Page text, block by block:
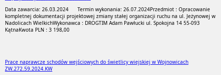
Data zawarcia: 26.03.2024 Termin wykonania: 26.07.2024Przedmiot : Opracowanie
kompletnej dokumentacji projektowej zmiany stałej organizacji ruchu na ul. Jeżynowej w
Nadolicach WielkichWykonawca : DROGTIM Adam Pawłucki ul. Spokojna 14 55-093
KątnaKwota PLN : 3 198,00
Prace naprawcze schodów wejściowych do świetlicy wiejskiej w Wojnowicach
ZW.272.59.2024.KW